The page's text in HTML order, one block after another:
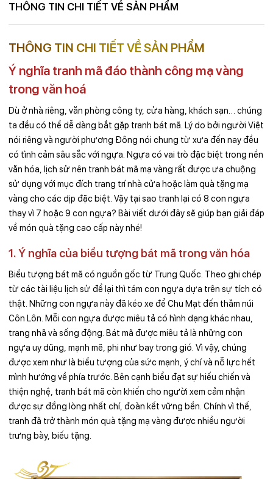
THÔNG TIN CHI TIẾT VỀ SẢN PHẨM
THÔNG TIN CHI TIẾT VỀ SẢN PHẨM
Ý nghĩa tranh mã đáo thành công mạ vàng
trong văn hoá
Dù ở nhà riêng, văn phòng công ty, cửa hàng, khách sạn… chúng
ta đều có thể dễ dàng bắt gặp tranh bát mã. Lý do bởi người Việt
nói riêng và người phương Đông nói chung từ xưa đến nay đều
có tình cảm sâu sắc với ngựa. Ngựa có vai trò đặc biệt trong nền
văn hóa, lịch sử nên tranh bát mã mạ vàng rất được ưa chuộng
sử dụng với mục đích trang trí nhà cửa hoặc làm quà tặng mạ
vàng cho các dịp đặc biệt. Vậy tại sao tranh lại có 8 con ngựa
thay vì 7 hoặc 9 con ngựa? Bài viết dưới đây sẽ giúp bạn giải đáp
về món quà tặng cao cấp này nhé!
1. Ý nghĩa của biểu tượng bát mã trong văn hóa
Biểu tượng bát mã có nguồn gốc từ Trung Quốc. Theo ghi chép
từ các tài liệu lịch sử để lại thì tám con ngựa dựa trên sự tích có
thật. Những con ngựa này đã kéo xe để Chu Mạt đến thăm núi
Côn Lôn. Mỗi con ngựa được miêu tả có hình dạng khác nhau,
trang nhã và sống động. Bát mã được miêu tả là những con
ngựa uy dũng, mạnh mẽ, phi như bay trong gió. Vì vậy, chúng
được xem như là biểu tượng của sức mạnh, ý chí và nỗ lực hết
mình hướng về phía trước. Bên cạnh biểu đạt sự hiếu chiến và
thiện nghệ, tranh bát mã còn khiến cho người xem cảm nhận
được sự đồng lòng nhất chí, đoàn kết vững bền. Chính vì thế,
tranh đã trở thành món quà tặng mạ vàng được nhiều người
trưng bày, biếu tặng.